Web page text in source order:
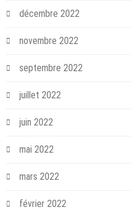
décembre 2022
novembre 2022
septembre 2022
juillet 2022
juin 2022
mai 2022
mars 2022
février 2022